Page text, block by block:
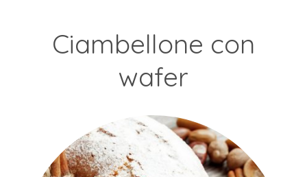
Ciambellone con
wafer